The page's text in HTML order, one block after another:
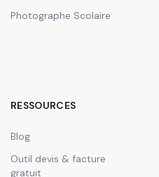
Photographe Scolaire
RESSOURCES
Blog
Outil devis & facture
gratuit